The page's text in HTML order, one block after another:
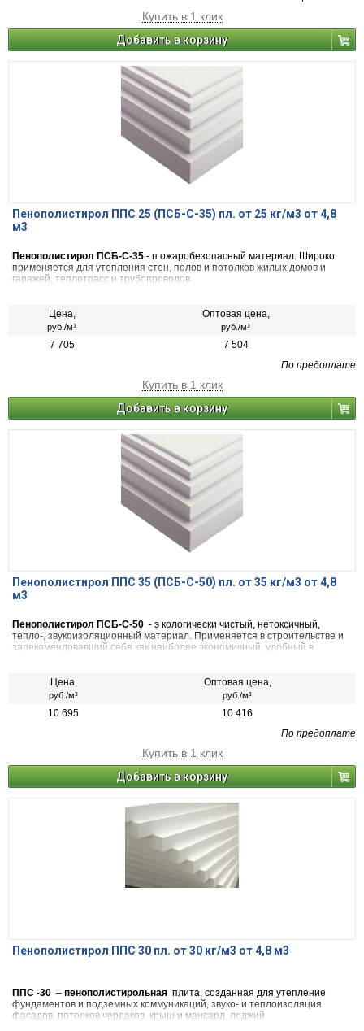
Купить в 1 клик
Добавить в корзину
Пенополистирол ППС 25 (ПСБ-С-35) пл. от 25 кг/м3 от 4,8
м3
Пенополистирол ПСБ-С-35 - п ожаробезопасный материал. Широко
применяется для утепления стен, полов и потолков жилых домов и
гаражей, теплотрасс и трубопроводов.
Цена,
руб./м³
Оптовая цена,
руб./м³
7 705
7 504
По предоплате
Купить в 1 клик
Добавить в корзину
Пенополистирол ППС 35 (ПСБ-С-50) пл. от 35 кг/м3 от 4,8
м3
Пенополистирол ПСБ-С-50 - э кологически чистый, нетоксичный,
тепло-, звукоизоляционный материал. Применяется в строительстве и
зарекомендовавший себя как наиболее экономичный, удобный в
Цена,
руб./м³
Оптовая цена,
руб./м³
10 695
10 416
По предоплате
Купить в 1 клик
Добавить в корзину
Пенополистирол ППС 30 пл. от 30 кг/м3 от 4,8 м3
ППС -30 – пенополистирольная плита, созданная для утепление
фундаментов и подземных коммуникаций, звуко- и теплоизоляция
фасадов, потолков чердаков, крыш и мансард, лоджий.